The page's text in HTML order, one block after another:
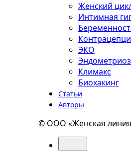
Женский
Интимная
ЭКО
Климакс
Биохакинг
Статьи
Авторы
© ООО «Женская